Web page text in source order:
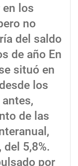
en los
no
del saldo
de año En
situó en
los
de las
5,8%.
por